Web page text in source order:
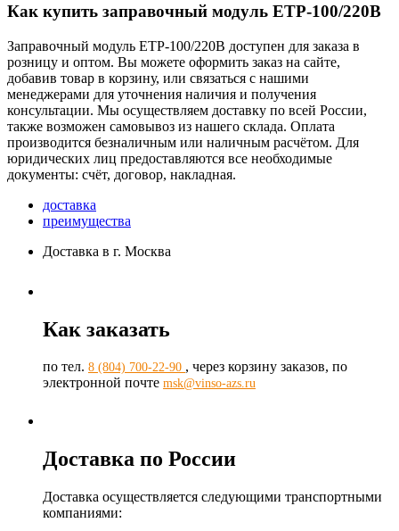
Как купить заправочный модуль ЕТР-100/220В
Заправочный модуль ЕТР-100/220В доступен для заказа в
розницу и оптом. Вы можете оформить заказ на сайте,
добавив товар в корзину, или связаться с нашими
менеджерами для уточнения наличия и получения
консультации. Мы осуществляем доставку по всей России,
также возможен самовывоз из нашего склада. Оплата
производится безналичным или наличным расчётом. Для
юридических лиц предоставляются все необходимые
документы: счёт, договор, накладная.
доставка
преимущества
Доставка в г. Москва
Как заказать
по тел. 8 (804) 700-22-90 , через корзину заказов, по
электронной почте msk@vinso-azs.ru
Доставка по России
Доставка осуществляется следующими транспортными
компаниями: